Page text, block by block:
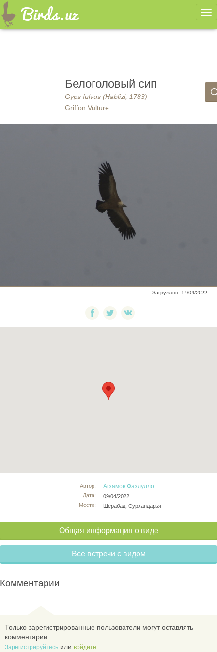
Белоголовый сип
Gyps fulvus (Hablizi, 1783)
Griffon Vulture
Загружено: 14/04/2022
Автор:
Дата:
Место:
Агзамов Фазлулло
09/04/2022
Шерабад, Сурхандарья
Общая информация о виде
Все встречи с видом
Комментарии
Только зарегистрированные пользователи могут оставлять
комментарии.
Зарегистрируйтесь или войдите